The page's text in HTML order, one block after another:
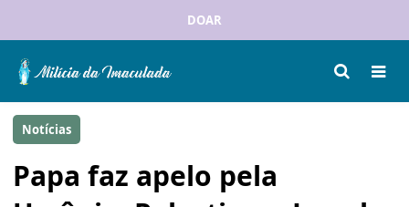
DOAR
Notícias
Papa faz apelo pela